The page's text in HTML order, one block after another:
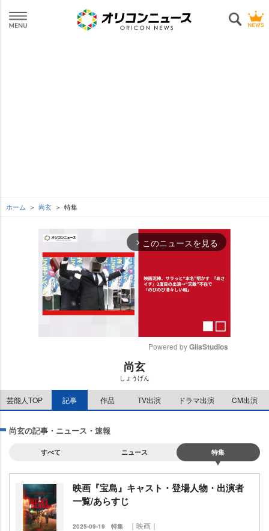
ホーム 尚玄 特集
arrow_forward_ios このニュースを見る
e
Powered by GliaStudios
尚玄
しょうげん
芸能人TOP 記事 作品 TV出演 ドラマ出演 CM出演
尚玄の記事・ニュース・速報
すべて ニュース 特集
映画『宝島』キャスト・登場人物・出演者
一覧/あらすじ
2025-09-19 特集 ｜映画｜